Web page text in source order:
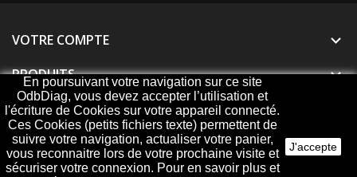
VOTRE COMPTE 
PRODUITS 
NOTRE SOCIÉTÉ
En poursuivant votre navigation sur ce site
OdbDiag, vous devez accepter l’utilisation et
l'écriture de Cookies sur votre appareil connecté.
Ces Cookies (petits fichiers texte) permettent de
suivre votre navigation, actualiser votre panier,
vous reconnaitre lors de votre prochaine visite et
sécuriser votre connexion. Pour en savoir plus et
J'accepte